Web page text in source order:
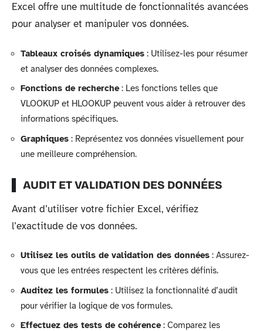
Excel offre une multitude de fonctionnalités avancées
pour analyser et manipuler vos données.
Tableaux croisés dynamiques : Utilisez-les pour résumer
et analyser des données complexes.
Fonctions de recherche: Les fonctions telles que
VLOOKUP et HLOOKUP peuvent vous aider à retrouver des
informations spécifiques.
Graphiques : Représentez vos données visuellement pour
une meilleure compréhension.
AUDIT ET VALIDATION DES DONNÉES
Avant d’utiliser votre fichier Excel, vérifiez
l’exactitude de vos données.
Utilisez les outils de validation des données : Assurez-
vous que les entrées respectent les critères définis.
Auditez les formules : Utilisez la fonctionnalité d’audit
pour vérifier la logique de vos formules.
Effectuez des tests de cohérence: Comparez les